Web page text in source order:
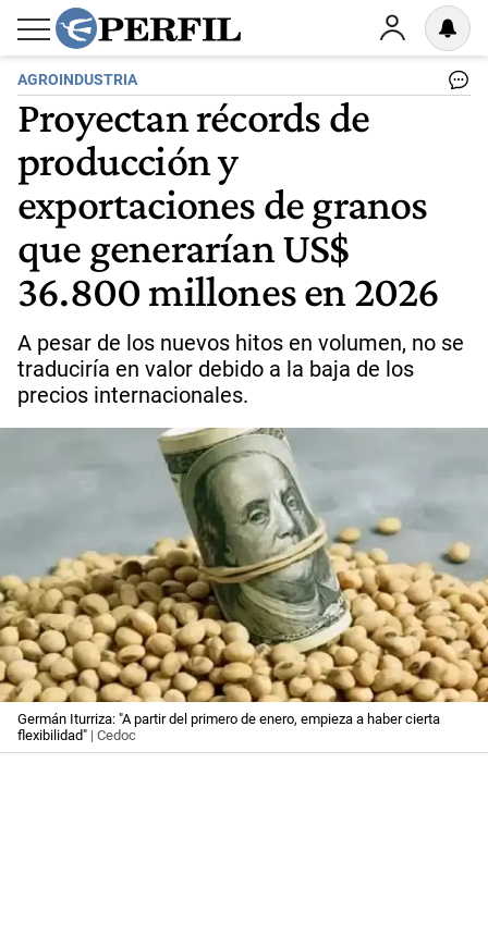
AGROINDUSTRIA
Proyectan récords de
producción y
exportaciones de granos
que generarían US$
36.800 millones en 2026
A pesar de los nuevos hitos en volumen, no se
traduciría en valor debido a la baja de los
precios internacionales.
Germán Iturriza: "A partir del primero de enero, empieza a haber cierta
flexibilidad" | Cedoc